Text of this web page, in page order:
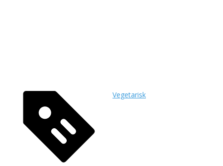
Vegetarisk